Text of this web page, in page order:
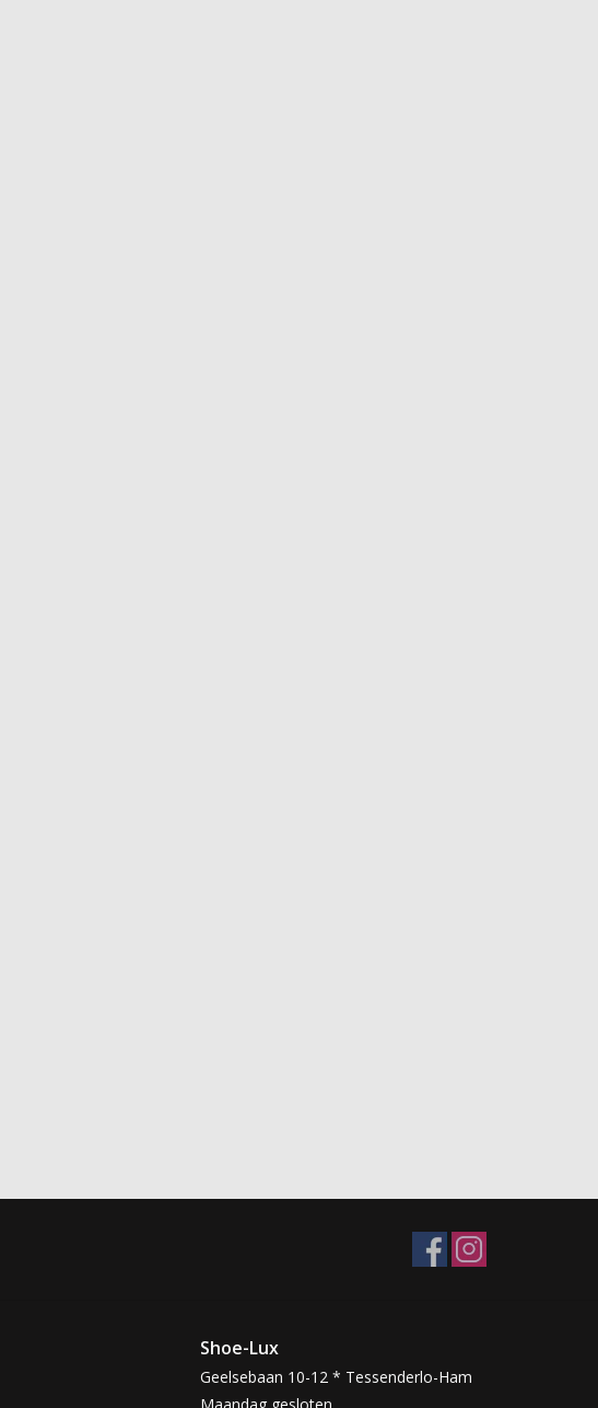
Shoe-Lux
Geelsebaan 10-12 * Tessenderlo-Ham
Maandag gesloten